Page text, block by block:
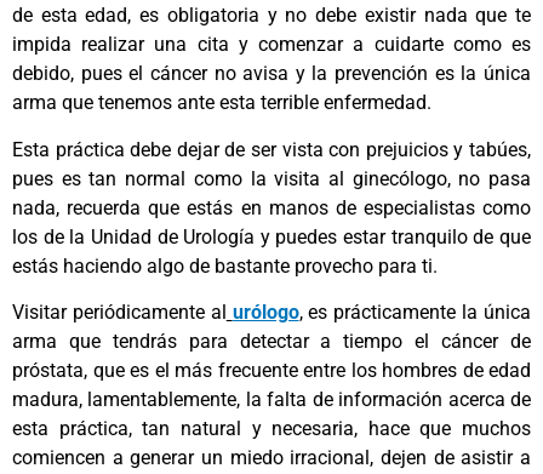
de esta edad, es obligatoria y no debe existir nada que te
impida realizar una cita y comenzar a cuidarte como es
debido, pues el cáncer no avisa y la prevención es la única
arma que tenemos ante esta terrible enfermedad.
Esta práctica debe dejar de ser vista con prejuicios y tabúes,
pues es tan normal como la visita al ginecólogo, no pasa
nada, recuerda que estás en manos de especialistas como
los de la Unidad de Urología y puedes estar tranquilo de que
estás haciendo algo de bastante provecho para ti.
Visitar periódicamente al urólogo, es prácticamente la única
arma que tendrás para detectar a tiempo el cáncer de
próstata, que es el más frecuente entre los hombres de edad
madura, lamentablemente, la falta de información acerca de
esta práctica, tan natural y necesaria, hace que muchos
comiencen a generar un miedo irracional, dejen de asistir a